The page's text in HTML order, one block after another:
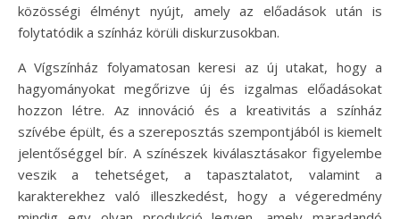
közösségi élményt nyújt, amely az előadások után is
folytatódik a színház körüli diskurzusokban.
A Vígszínház folyamatosan keresi az új utakat, hogy a
hagyományokat megőrizve új és izgalmas előadásokat
hozzon létre. Az innováció és a kreativitás a színház
szívébe épült, és a szereposztás szempontjából is kiemelt
jelentőséggel bír. A színészek kiválasztásakor figyelembe
veszik a tehetséget, a tapasztalatot, valamint a
karakterekhez való illeszkedést, hogy a végeredmény